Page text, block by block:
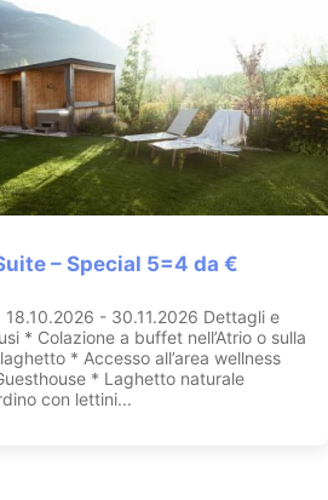
– Special 5=4 da €
- 30.11.2026 Dettagli e
* Colazione a buffet nell’Atrio o sulla
* Accesso all’area wellness
* Laghetto naturale
con lettini...